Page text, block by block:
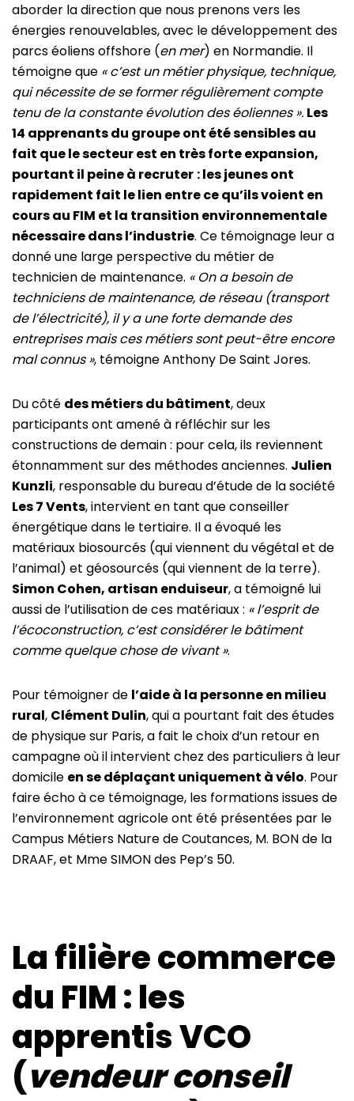
aborder la direction que nous prenons vers les
énergies renouvelables, avec le développement des
parcs éoliens offshore (en mer) en Normandie. Il
témoigne que « c’est un métier physique, technique,
qui nécessite de se former régulièrement compte
tenu de la constante évolution des éoliennes ». Les
14 apprenants du groupe ont été sensibles au
fait que le secteur est en très forte expansion,
pourtant il peine à recruter : les jeunes ont
rapidement fait le lien entre ce qu’ils voient en
cours au FIM et la transition environnementale
nécessaire dans l’industrie. Ce témoignage leur a
donné une large perspective du métier de
technicien de maintenance. « On a besoin de
techniciens de maintenance, de réseau (transport
de l’électricité), il y a une forte demande des
entreprises mais ces métiers sont peut-être encore
mal connus », témoigne Anthony De Saint Jores.
Du côté des métiers du bâtiment, deux
participants ont amené à réfléchir sur les
constructions de demain : pour cela, ils reviennent
étonnamment sur des méthodes anciennes. Julien
Kunzli, responsable du bureau d’étude de la société
Les 7 Vents, intervient en tant que conseiller
énergétique dans le tertiaire. Il a évoqué les
matériaux biosourcés (qui viennent du végétal et de
l’animal) et géosourcés (qui viennent de la terre).
Simon Cohen, artisan enduiseur, a témoigné lui
aussi de l’utilisation de ces matériaux : « l’esprit de
l’écoconstruction, c’est considérer le bâtiment
comme quelque chose de vivant ».
Pour témoigner de l’aide à la personne en milieu
rural, Clément Dulin, qui a pourtant fait des études
de physique sur Paris, a fait le choix d’un retour en
campagne où il intervient chez des particuliers à leur
domicile en se déplaçant uniquement à vélo. Pour
faire écho à ce témoignage, les formations issues de
l’environnement agricole ont été présentées par le
Campus Métiers Nature de Coutances, M. BON de la
DRAAF, et Mme SIMON des Pep’s 50.
La filière commerce
du FIM : les
apprentis VCO
(vendeur conseil